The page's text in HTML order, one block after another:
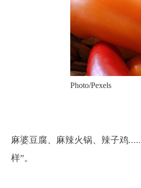
Photo/Pexels
麻婆豆腐、麻辣火锅、辣子鸡
样”。